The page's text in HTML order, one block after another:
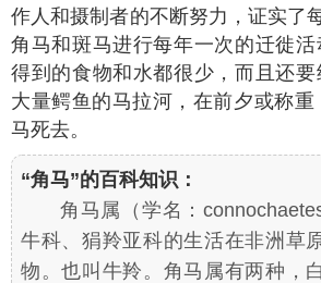
作人和摄制者的不断努力，证实了
角马和斑马进行每年一次的迁徙
得到的食物和水都很少，而且还
大量鳄鱼的马拉河，在前夕或称重
马死去。
“角马”的百科知识：
角马属（学名：
牛科、狷羚亚科的生活在非洲草
物。也叫牛羚。角马属有两种，